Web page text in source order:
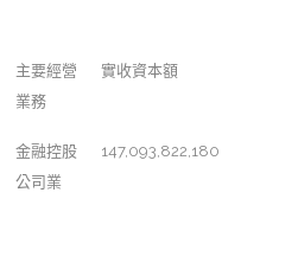
主要經營
業務
實收資本額
金融控股
公司業
147,093,822,180